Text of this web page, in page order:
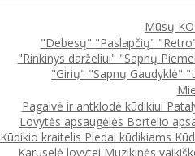
Mūsų
"Debesų" "Paslapčių"
"Rinkinys darželiui" "Sapnų
"Girių" "Sapnų Gaudyklė"
Pagalvė ir antklodė kūdikiui
Lovytės apsaugėlės Bortelio
Kūdikio kraitelis Pledai kūdikiams
Karuselė lovytei Muzikinės